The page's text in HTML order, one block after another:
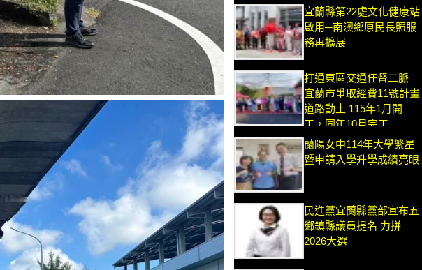
宜蘭縣第22處文化健康站
啟用─南澳鄉原民長照服
務再擴展
打通東區交通任督二脈
宜蘭市爭取經費11號計畫
道路動土 115年1月開
工，同年10月完工
蘭陽女中114年大學繁星
暨申請入學升學成績亮眼
民進黨宜蘭縣黨部宣布五
鄉鎮縣議員提名 力拼
2026大選